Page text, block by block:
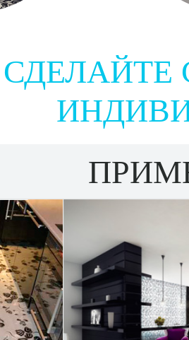
СДЕЛАЙТЕ